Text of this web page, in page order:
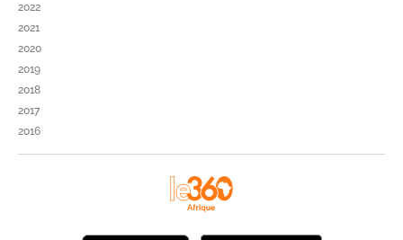
2022
2021
2020
2019
2018
2017
2016